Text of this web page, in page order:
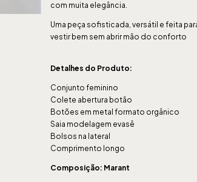
com muita elegância.
Uma peça sofisticada, versátil e feita
vestir bem sem abrir mão do conforto
Detalhes do Produto:
Conjunto feminino
Colete abertura botão
Botões em metal formato orgânico
Saia modelagem evasê
Bolsos na lateral
Comprimento longo
Composição: Marant